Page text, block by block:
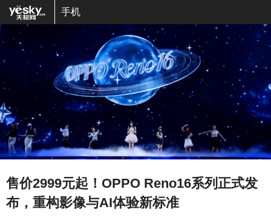
手机
售价2999元起！OPPO Reno16系列正式发
布，重构影像与AI体验新标准